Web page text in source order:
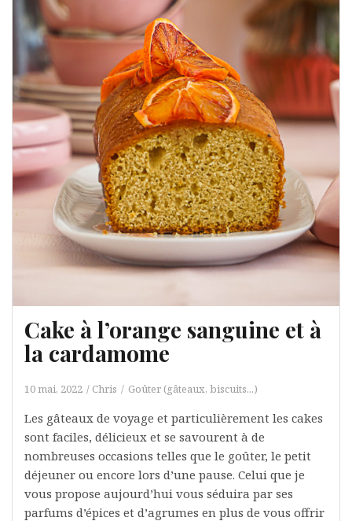
Cake à l’orange sanguine et à
la cardamome
10 mai, 2022 Chris Goûter (gâteaux, biscuits...)
Les gâteaux de voyage et particulièrement les cakes
sont faciles, délicieux et se savourent à de
nombreuses occasions telles que le goûter, le petit
déjeuner ou encore lors d’une pause. Celui que je
vous propose aujourd’hui vous séduira par ses
parfums d’épices et d’agrumes en plus de vous offrir